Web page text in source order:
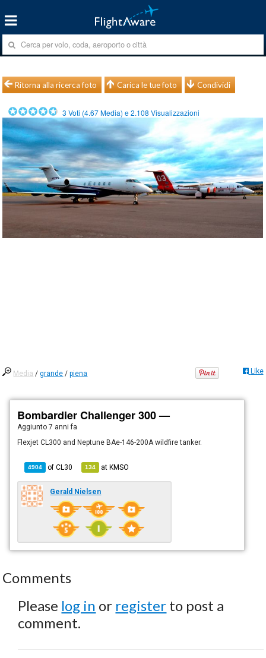
Ritorna alla ricerca foto Carica le tue foto Condividi
3 Voti (4.67Media) e2.108 Visualizzazioni
Media /grande /piena Like
Bombardier Challenger 300 —
Aggiunto7 anni fa
Flexjet CL300 and Neptune BAe-146-200A wildfire tanker.
4904 ofCL30 134 atKMSO
Gerald Nielsen
Comments
Please log in or register to post a
comment.